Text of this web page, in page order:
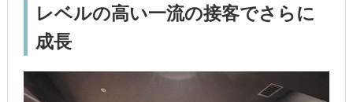
レベルの高い一流の接客でさらに
成長